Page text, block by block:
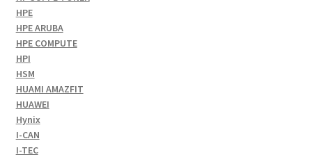
HPE
HPE ARUBA
HPE COMPUTE
HPI
HSM
HUAMI AMAZFIT
HUAWEI
Hynix
I-CAN
I-TEC